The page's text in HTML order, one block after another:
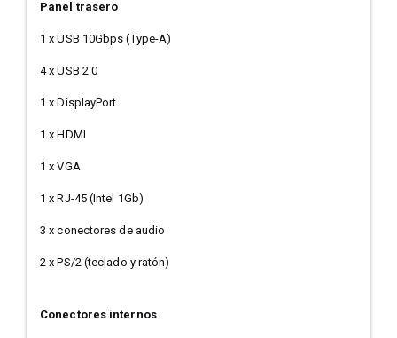
Panel trasero
1 x USB 10Gbps (Type-A)
4 x USB 2.0
1 x DisplayPort
1 x HDMI
1 x VGA
1 x RJ-45 (Intel 1Gb)
3 x conectores de audio
2 x PS/2 (teclado y ratón)
Conectores internos